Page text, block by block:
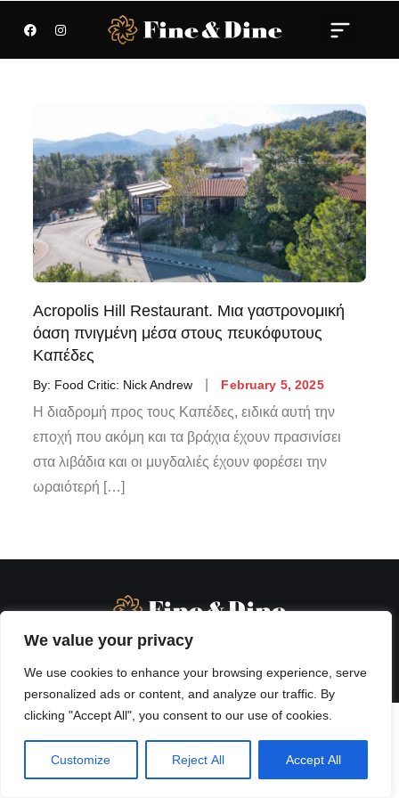
We value your privacy
We use cookies to enhance your browsing experience, serve
personalized ads or content, and analyze our traffic. By
clicking "Accept All", you consent to our use of cookies.
Customize Reject All Accept All
Acropolis Hill Restaurant. Μια γαστρονομική
όαση πνιγμένη μέσα στους πευκόφυτους
Καπέδες
By: Food Critic: Nick Andrew February 5, 2025
Η διαδρομή προς τους Καπέδες, ειδικά αυτή την
εποχή που ακόμη και τα βράχια έχουν πρασινίσει
στα λιβάδια και οι μυγδαλιές έχουν φορέσει την
ωραιότερή […]